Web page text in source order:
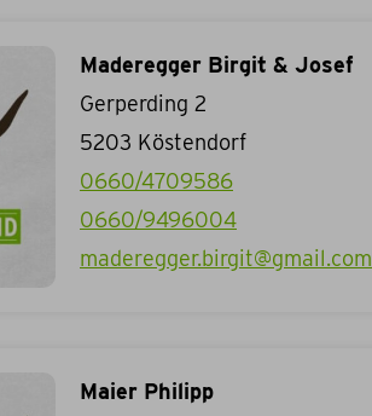
Maderegger Birgit & Josef
Gerperding 2
5203 Köstendorf
0660/4709586
0660/9496004
maderegger.birgit@gmail.com
Maier Philipp